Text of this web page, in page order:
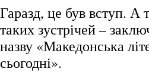
Гаразд, це був вступ. А
таких зустрічей –
назву «Македонська
сьогодні».